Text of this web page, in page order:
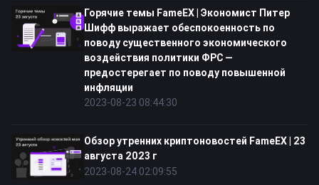
Горячие темы FameEX | Экономист Питер
Шифф выражает обеспокоенность по
поводу существенного экономического
воздействия политики ФРС —
предостерегает по поводу повышенной
инфляции
2023-08-23 08:44:30
Обзор утренних криптоновостей FameEX | 23
августа 2023 г
2023-08-24 02:09:55